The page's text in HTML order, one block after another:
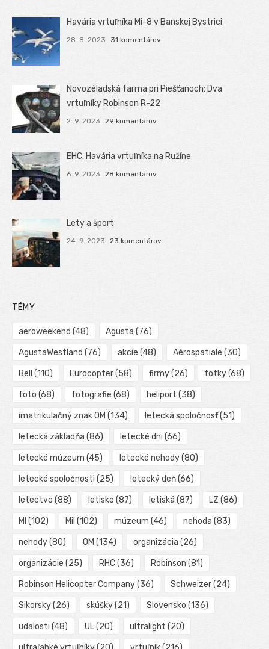
Havária vrtuľníka Mi-8 v Banskej Bystrici
28. 8. 2023 31 komentárov
Novozéladská farma pri Piešťanoch: Dva
vrtuľníky Robinson R-22
2. 9. 2023 29 komentárov
EHC: Havária vrtuľníka na Ružíne
6. 9. 2023 28 komentárov
Lety a šport
24. 9. 2023 23 komentárov
TÉMY
aeroweekend (48) Agusta (76)
AgustaWestland (76) akcie (48) Aérospatiale (30)
Bell (110) Eurocopter(58) firmy(26) fotky(68)
foto (68) fotografie (68) heliport (38)
imatrikulačný znak OM (134) letecká spoločnosť(51)
letecká základňa (86) letecké dni (66)
letecké múzeum (45) letecké nehody(80)
letecké spoločnosti (25) letecký deň(66)
letectvo (88) letisko (87) letiská (87) LZ (86)
MI (102) Mil (102) múzeum (46) nehoda (83)
nehody(80) OM (134) organizácia (26)
organizácie (25) RHC(36) Robinson (81)
Robinson Helicopter Company(36) Schweizer(24)
Sikorsky(26) skúšky(21) Slovensko (136)
udalosti (48) UL(20) ultralight (20)